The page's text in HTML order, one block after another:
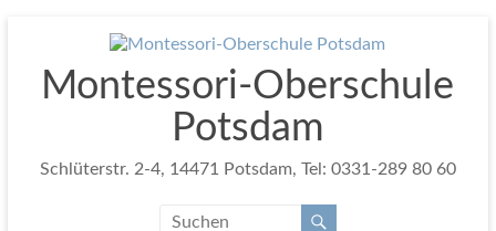
springenMontessori-Oberschule
Potsdam
Schlüterstr. 2-4, 14471 Potsdam, Tel: 0331-289 80 60